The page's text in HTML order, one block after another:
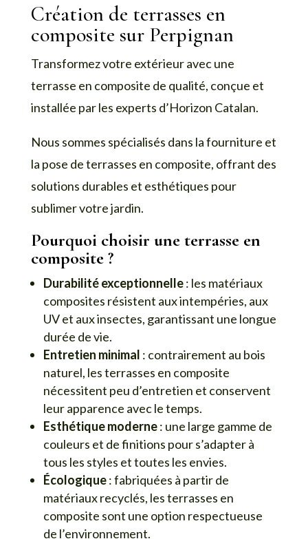
Création de terrasses en
composite sur Perpignan
Transformez votre extérieur avec une
terrasse en composite de qualité, conçue et
installée par les experts d’Horizon Catalan.
Nous sommes spécialisés dans la fourniture et
la pose de terrasses en composite, offrant des
solutions durables et esthétiques pour
sublimer votre jardin.
Pourquoi choisir une terrasse en
composite ?
Durabilité exceptionnelle: les matériaux
composites résistent aux intempéries, aux
UV et aux insectes, garantissant une longue
durée de vie.
Entretien minimal : contrairement au bois
naturel, les terrasses en composite
nécessitent peu d’entretien et conservent
leur apparence avec le temps.
Esthétique moderne: une large gamme de
couleurs et de finitions pour s’adapter à
tous les styles et toutes les envies.
Écologique: fabriquées à partir de
matériaux recyclés, les terrasses en
composite sont une option respectueuse
de l’environnement.